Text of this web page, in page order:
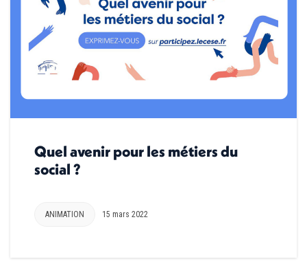
Quel avenir pour les métiers du
social ?
ANIMATION 15 mars 2022